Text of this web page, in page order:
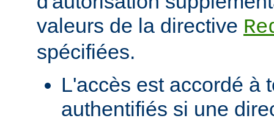
valeurs de la directive
spécifiées.
L'accès est accordé à
authentifiés si une